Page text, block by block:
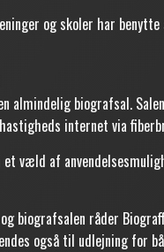
og skoler har
almindelig biografsal.
internet via
væld af
biografsalen råder
også til udlejning for